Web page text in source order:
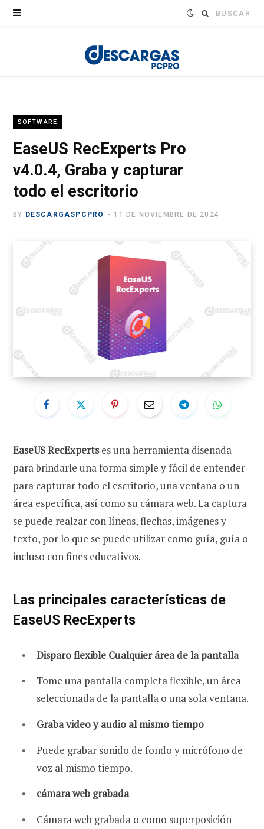
Buscar:
SOFTWARE
EaseUS RecExperts Pro
v4.0.4, Graba y capturar
todo el escritorio
BY DESCARGASPCPRO 11 DE NOVIEMBRE DE 2024
EaseUS RecExpertses una herramienta diseñada
para brindarle una forma simple y fácil de entender
para capturar todo el escritorio, una ventana o un
área específica, así como su cámara web. La captura
se puede realzar con líneas, flechas, imágenes y
texto, por lo que se puede utilizar como guía, guía o
incluso con fines educativos.
Las principales características de
EaseUS RecExperts
Disparo flexible Cualquier área de la pantalla
Tome una pantalla completa flexible, un área
seleccionada de la pantalla o una sola ventana.
Graba video y audio al mismo tiempo
Puede grabar sonido de fondo y micrófono de
voz al mismo tiempo.
cámara web grabada
Cámara web grabada o como superposición